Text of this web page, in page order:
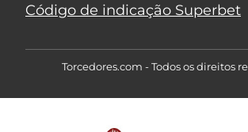
Código de indicação Superbet
Torcedores.com - Todos os direitos